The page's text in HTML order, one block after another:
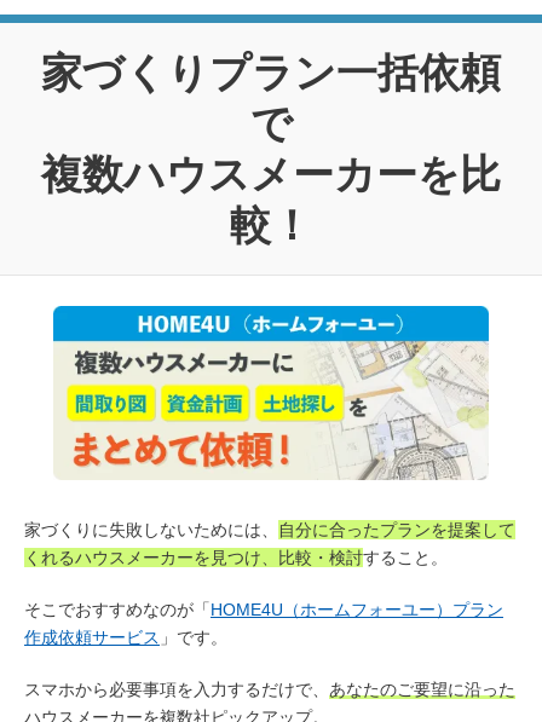
家づくりプラン一括依頼
で
複数ハウスメーカーを比
較！
家づくりに失敗しないためには、
自分に合ったプランを提案して
くれるハウスメーカーを見つけ、比較・検討すること。
そこでおすすめなのが「HOME4U（ホームフォーユー）プラン
作成依頼サービス 」です。
スマホから必要事項を入力するだけで、 あなたのご要望に沿った
ハウスメーカーを複数社ピックアップ。